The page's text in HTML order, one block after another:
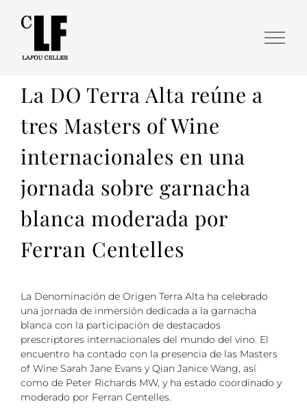
La DO Terra Alta reúne a
tres Masters of Wine
internacionales en una
jornada sobre garnacha
blanca moderada por
Ferran Centelles
La Denominación de Origen Terra Alta ha celebrado
una jornada de inmersión dedicada a la garnacha
blanca con la participación de destacados
prescriptores internacionales del mundo del vino. El
encuentro ha contado con la presencia de las Masters
of Wine Sarah Jane Evans y Qian Janice Wang, así
como de Peter Richards MW, y ha estado coordinado y
moderado por Ferran Centelles.